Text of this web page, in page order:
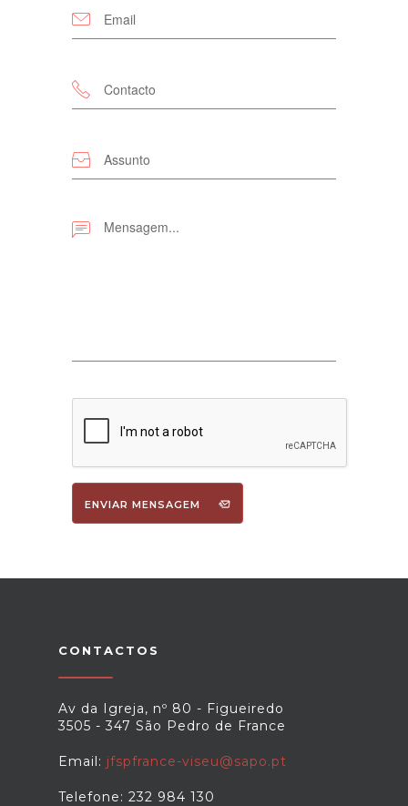
ENVIAR MENSAGEM
CONTACTOS
Av da Igreja, nº 80 - Figueiredo
3505 - 347 São Pedro de France
Email: jfspfrance-viseu@sapo.pt
Telefone: 232 984 130